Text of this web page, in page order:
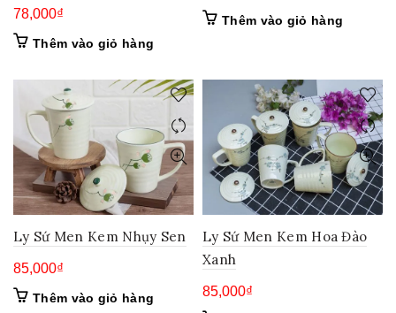
78,000₫
Thêm vào giỏ hàng
Thêm vào giỏ hàng
Ly Sứ Men Kem Nhụy Sen
85,000₫
Thêm vào giỏ hàng
Ly Sứ Men Kem Hoa Đào
Xanh
85,000₫